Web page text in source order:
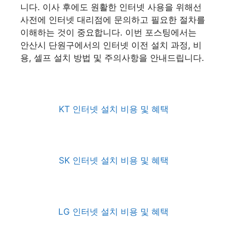
니다. 이사 후에도 원활한 인터넷 사용을 위해선
사전에 인터넷 대리점에 문의하고 필요한 절차를
이해하는 것이 중요합니다. 이번 포스팅에서는
안산시 단원구에서의 인터넷 이전 설치 과정, 비
용, 셀프 설치 방법 및 주의사항을 안내드립니다.
KT 인터넷 설치 비용 및 혜택
SK 인터넷 설치 비용 및 혜택
LG 인터넷 설치 비용 및 혜택